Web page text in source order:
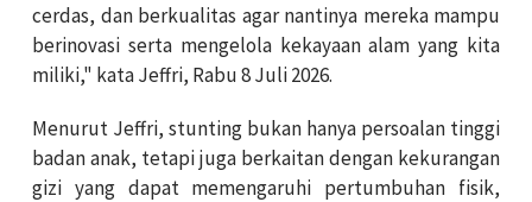
cerdas, dan berkualitas agar nantinya mereka mampu
berinovasi serta mengelola kekayaan alam yang kita
miliki," kata Jeffri, Rabu 8 Juli 2026.
Menurut Jeffri, stunting bukan hanya persoalan tinggi
badan anak, tetapi juga berkaitan dengan kekurangan
gizi yang dapat memengaruhi pertumbuhan fisik,